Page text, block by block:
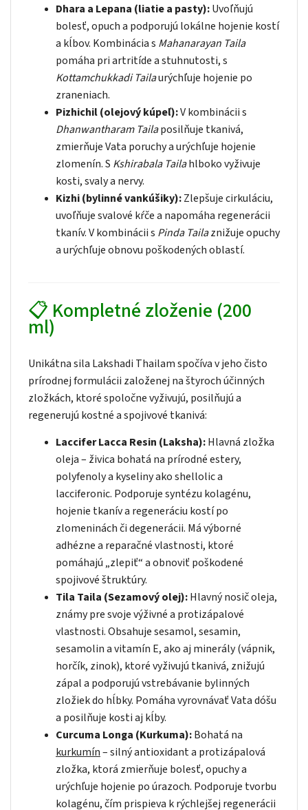
Dhara a Lepana (liatie a pasty):Uvoľňujú
bolesť, opuch a podporujú lokálne hojenie kostí
a kĺbov. Kombinácia s Mahanarayan Taila
pomáha pri artritíde a stuhnutosti, s
Kottamchukkadi Tailaurýchľuje hojenie po
zraneniach.
Pizhichil (olejový kúpeľ):V kombinácii s
Dhanwantharam Tailaposilňuje tkanivá,
zmierňuje Vata poruchy a urýchľuje hojenie
zlomenín. S Kshirabala Tailahlboko vyživuje
kosti, svaly a nervy.
Kizhi (bylinné vankúšiky):Zlepšuje cirkuláciu,
uvoľňuje svalové kŕče a napomáha regenerácii
tkanív. V kombinácii s Pinda Tailaznižuje opuchy
a urýchľuje obnovu poškodených oblastí.
📋 Kompletné zloženie (200
ml)
Unikátna sila Lakshadi Thailam spočíva v jeho čisto
prírodnej formulácii založenej na štyroch účinných
zložkách, ktoré spoločne vyživujú, posilňujú a
regenerujú kostné a spojivové tkanivá:
Laccifer Lacca Resin (Laksha):Hlavná zložka
oleja – živica bohatá na prírodné estery,
polyfenoly a kyseliny ako shellolic a
lacciferonic. Podporuje syntézu kolagénu,
hojenie tkanív a regeneráciu kostí po
zlomeninách či degenerácii. Má výborné
adhézne a reparačné vlastnosti, ktoré
pomáhajú „zlepiť“ a obnoviť poškodené
spojivové štruktúry.
Tila Taila (Sezamový olej):Hlavný nosič oleja,
známy pre svoje výživné a protizápalové
vlastnosti. Obsahuje sesamol, sesamin,
sesamolin a vitamín E, ako aj minerály (vápnik,
horčík, zinok), ktoré vyživujú tkanivá, znižujú
zápal a podporujú vstrebávanie bylinných
zložiek do hĺbky. Pomáha vyrovnávať Vata dóšu
a posilňuje kosti aj kĺby.
Curcuma Longa (Kurkuma):Bohatá na
kurkumín– silný antioxidant a protizápalová
zložka, ktorá zmierňuje bolesť, opuchy a
urýchľuje hojenie po úrazoch. Podporuje tvorbu
kolagénu, čím prispieva k rýchlejšej regenerácii